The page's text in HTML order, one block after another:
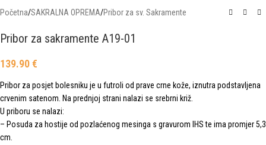
Početna/SAKRALNA OPREMA/Pribor za sv. Sakramente
Pribor za sakramente A19-01
139.90€
Pribor za posjet bolesniku je u futroli od prave crne kože, iznutra podstavljena
crvenim satenom. Na prednjoj strani nalazi se srebrni križ.
U priboru se nalazi:
– Posuda za hostije od pozlaćenog mesinga s gravurom IHS te ima promjer 5,3
cm.